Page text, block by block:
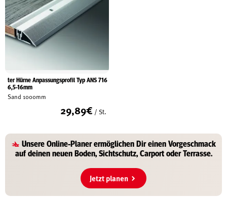
ter Hürne Anpassungsprofil Typ ANS 716
6,5-16mm
Sand 1000mm
29,89€ / St.
UnsereOnline-Planerermöglichen Dir einen Vorgeschmack
auf deinenneuen Boden, Sichtschutz, Carport oder Terrasse.
Jetzt planen